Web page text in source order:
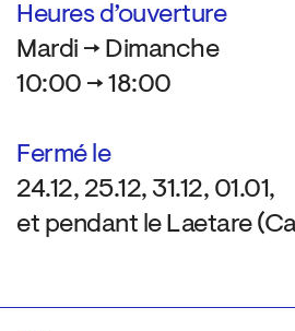
Heures d’ouverture
Mardi → Dimanche
10:00 → 18:00
Fermé le
24.12, 25.12, 31.12, 01.01,
et pendant le Laetare